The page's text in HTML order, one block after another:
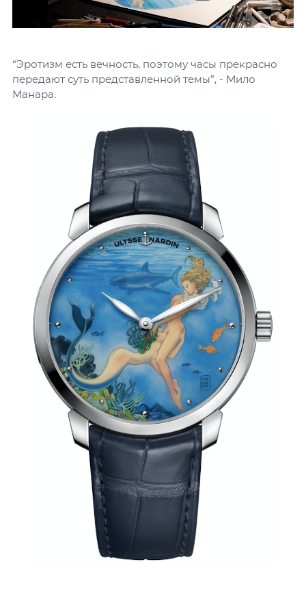
“Эротизм есть вечность, поэтому часы прекрасно
передают суть представленной темы”, - Мило
Манара.